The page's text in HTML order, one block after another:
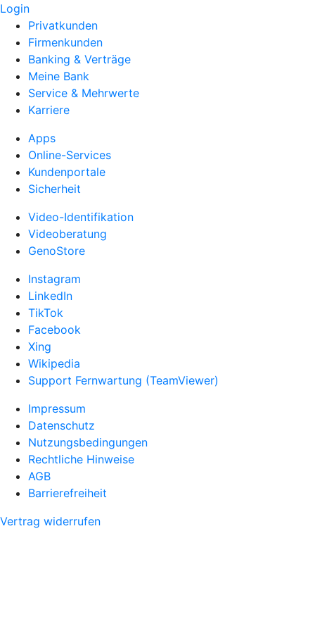
Login
Privatkunden
Firmenkunden
Banking & Verträge
Meine Bank
Service & Mehrwerte
Karriere
Apps
Online-Services
Kundenportale
Sicherheit
Video-Identifikation
Videoberatung
GenoStore
Instagram
LinkedIn
TikTok
Facebook
Xing
Wikipedia
Support Fernwartung (TeamViewer)
Impressum
Datenschutz
Nutzungsbedingungen
Rechtliche Hinweise
AGB
Barrierefreiheit
Vertrag widerrufen